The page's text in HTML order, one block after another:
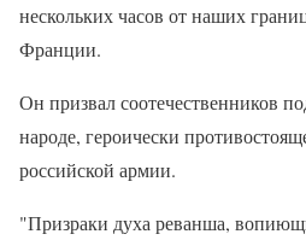
нескольких часов от наших
Франции.
Он призвал соотечественников
народе, героически
российской армии.
"Призраки духа реванша,